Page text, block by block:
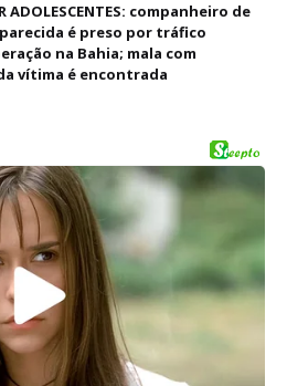
ADOLESCENTES: companheiro de
é preso por tráfico
na Bahia; mala com
vítima é encontrada